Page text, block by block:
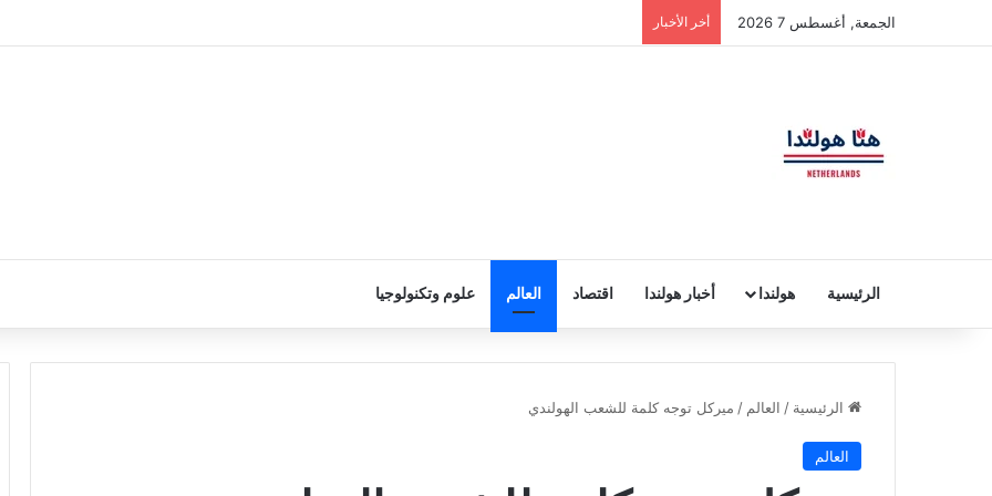
الجمعة, أغسطس 7 2026 أخر الأخبار
الرئيسية هولندا أخبار هولندا اقتصاد العالم علوم وتكنولوجيا
الرئيسية / العالم / ميركل توجه كلمة للشعب الهولندي
العالم